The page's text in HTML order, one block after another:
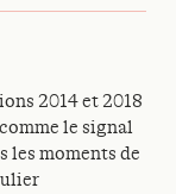
2014 et 2018
le signal
les moments de